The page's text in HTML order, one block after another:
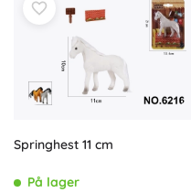
Springhest 11 cm
På lager